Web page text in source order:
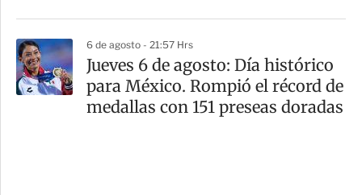
6 de agosto - 21:57 Hrs
Jueves 6 de agosto: Día histórico
para México. Rompió el récord de
medallas con 151 preseas doradas